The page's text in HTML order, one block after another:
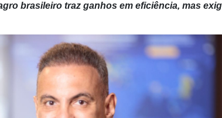
brasileiro traz ganhos em eficiência, mas